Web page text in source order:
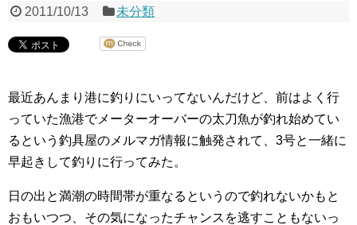
2011/10/13 未分類
最近あんまり港に釣りにいってないんだけど、前はよく行
っていた漁港でメーターオーバーの太刀魚が釣れ始めてい
るという釣具屋のメルマガ情報に触発されて、3号と一緒に
早起きして釣りに行ってみた。
日の出と満潮の時間帯が重なるというので釣れないかもと
おもいつつ、その気になったチャンスを逃すこともないっ